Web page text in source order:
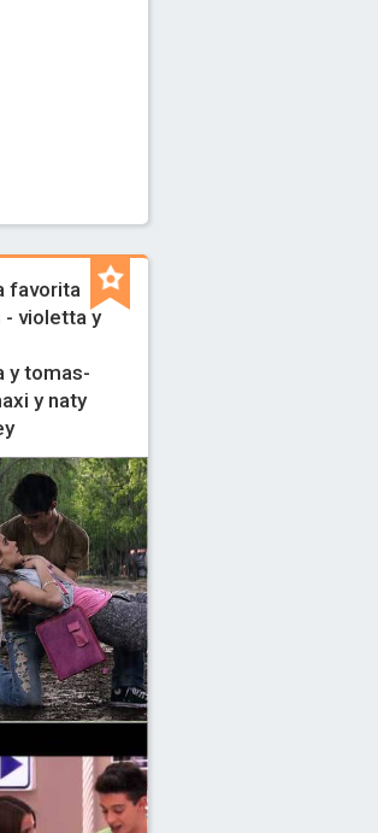
favorita
violetta y
y tomas-
y naty